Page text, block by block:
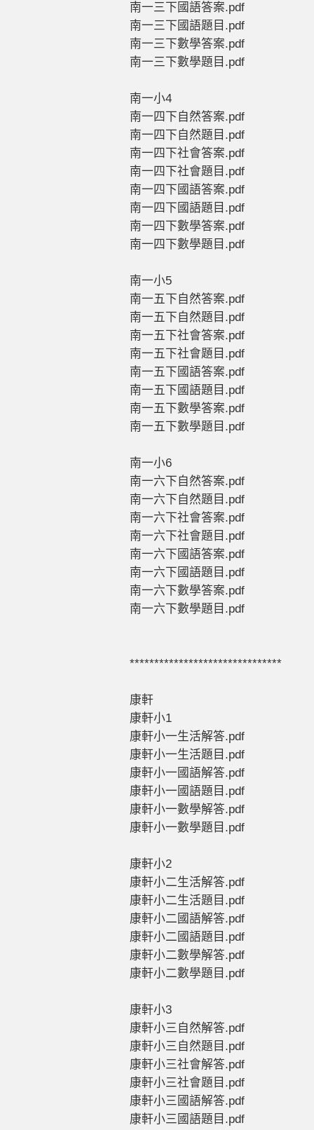
南一三下國語答案.pdf
南一三下國語題目.pdf
南一三下數學答案.pdf
南一三下數學題目.pdf
南一小4
南一四下自然答案.pdf
南一四下自然題目.pdf
南一四下社會答案.pdf
南一四下社會題目.pdf
南一四下國語答案.pdf
南一四下國語題目.pdf
南一四下數學答案.pdf
南一四下數學題目.pdf
南一小5
南一五下自然答案.pdf
南一五下自然題目.pdf
南一五下社會答案.pdf
南一五下社會題目.pdf
南一五下國語答案.pdf
南一五下國語題目.pdf
南一五下數學答案.pdf
南一五下數學題目.pdf
南一小6
南一六下自然答案.pdf
南一六下自然題目.pdf
南一六下社會答案.pdf
南一六下社會題目.pdf
南一六下國語答案.pdf
南一六下國語題目.pdf
南一六下數學答案.pdf
南一六下數學題目.pdf
*******************************
康軒
康軒小1
康軒小一生活解答.pdf
康軒小一生活題目.pdf
康軒小一國語解答.pdf
康軒小一國語題目.pdf
康軒小一數學解答.pdf
康軒小一數學題目.pdf
康軒小2
康軒小二生活解答.pdf
康軒小二生活題目.pdf
康軒小二國語解答.pdf
康軒小二國語題目.pdf
康軒小二數學解答.pdf
康軒小二數學題目.pdf
康軒小3
康軒小三自然解答.pdf
康軒小三自然題目.pdf
康軒小三社會解答.pdf
康軒小三社會題目.pdf
康軒小三國語解答.pdf
康軒小三國語題目.pdf